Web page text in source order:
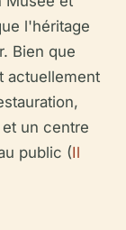
l'héritage
Bien que
actuellement
un centre
public (Il